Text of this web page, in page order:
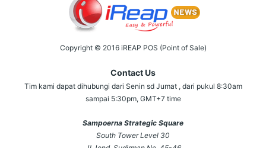
Copyright © 2016 iREAP POS (Point of Sale)
Contact Us
Tim kami dapat dihubungi dari Senin sd Jumat , dari pukul 8:30am
sampai 5:30pm, GMT+7 time
Sampoerna Strategic Square
South Tower Level 30